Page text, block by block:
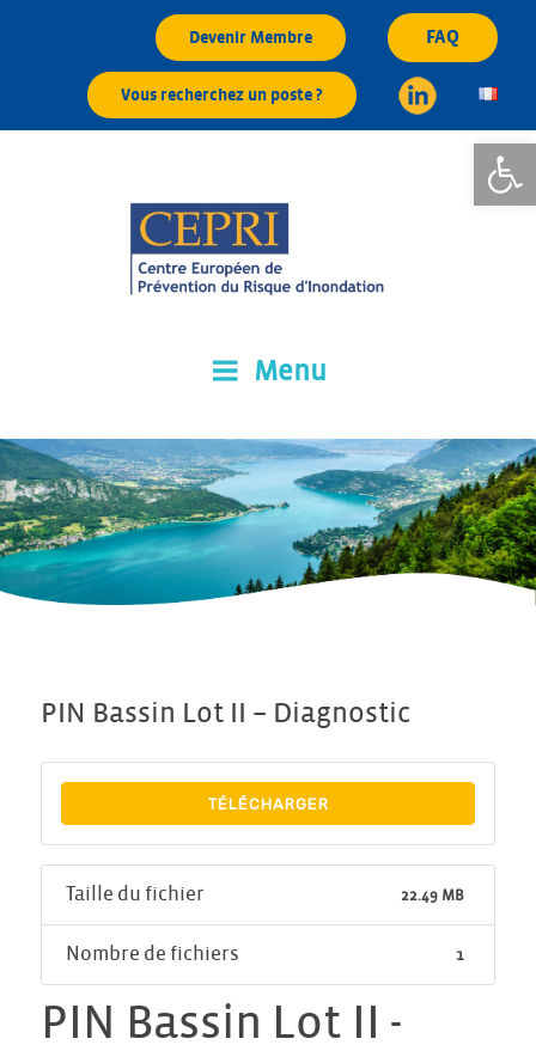
Ouvrir
Devenir Membre FAQ
Vous recherchez un poste ?
Menu
PIN Bassin Lot II – Diagnostic
TÉLÉCHARGER
Taille du fichier 22.49 MB
Nombre de fichiers 1
PIN Bassin Lot II -